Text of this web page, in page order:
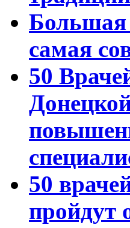
Большая
самая
50
50
пройдут